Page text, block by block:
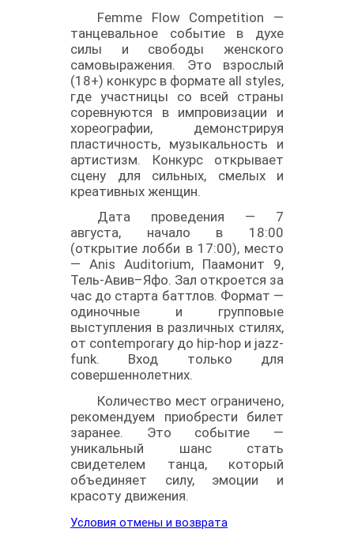
Femme Flow Competition —
танцевальное событие в духе
силы и свободы женского
самовыражения. Это взрослый
(18+) конкурс в формате all styles,
где участницы со всей страны
соревнуются в импровизации и
хореографии, демонстрируя
пластичность, музыкальность и
артистизм. Конкурс открывает
сцену для сильных, смелых и
креативных женщин.
Дата проведения — 7
августа, начало в 18:00
(открытие лобби в 17:00), место
— Anis Auditorium, Паамонит 9,
Тель-Авив–Яфо. Зал откроется за
час до старта баттлов. Формат —
одиночные и групповые
выступления в различных стилях,
от contemporary до hip-hop и jazz-
funk. Вход только для
совершеннолетних.
Количество мест ограничено,
рекомендуем приобрести билет
заранее. Это событие —
уникальный шанс стать
свидетелем танца, который
объединяет силу, эмоции и
красоту движения.
Условия отмены и возврата